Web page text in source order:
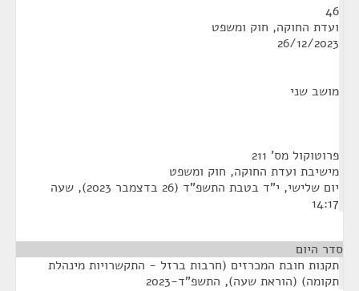
46
ועדת החוקה, חוק ומשפט
26/12/2023
מושב שני
פרוטוקול מס' 211
מישיבת ועדת החוקה, חוק ומשפט
יום שלישי, י"ד בטבת התשפ"ד (26 בדצמבר 2023), שעה
14:17
סדר היום
תקנות חובת המכרזים (חרבות ברזל - התקשרויות מינהלת
תקומה) (הוראת שעה), התשפ"ד-2023